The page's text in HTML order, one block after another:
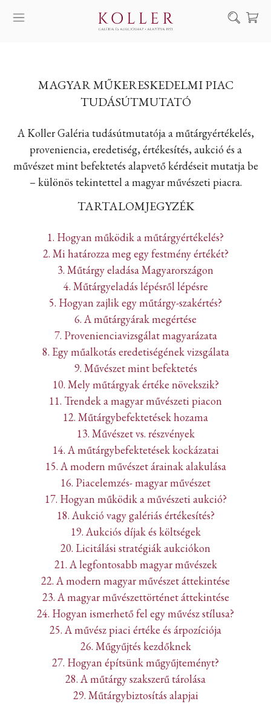
MŰVÉSZEINK
ALKOTÁSOK
AUKCIÓ
KIÁLLÍTÁSAINK
HÍREINK
RÓLUNK
Keresés
MAGYAR MŰKERESKEDELMI PIAC
TUDÁSÚTMUTATÓ
A Koller Galéria tudásútmutatója a műtárgyértékelés,
proveniencia, eredetiség, értékesítés, aukció és a
művészet mint befektetés alapvető kérdéseit mutatja be
– különös tekintettel a magyar művészeti piacra.
TARTALOMJEGYZÉK
1. Hogyan működik a műtárgyértékelés?
2. Mi határozza meg egy festmény értékét?
3. Műtárgy eladása Magyarországon
4. Műtárgyeladás lépésről lépésre
5. Hogyan zajlik egy műtárgy-szakértés?
6. A műtárgyárak megértése
7. Provenienciavizsgálat magyarázata
8. Egy műalkotás eredetiségének vizsgálata
9. Művészet mint befektetés
10. Mely műtárgyak értéke növekszik?
11. Trendek a magyar művészeti piacon
12. Műtárgybefektetések hozama
13. Művészet vs. részvények
14. A műtárgybefektetések kockázatai
15. A modern művészet árainak alakulása
16. Piacelemzés- magyar művészet
17. Hogyan működik a művészeti aukció?
18. Aukció vagy galériás értékesítés?
19. Aukciós díjak és költségek
20. Licitálási stratégiák aukciókon
21. A legfontosabb magyar művészek
22. A modern magyar művészet áttekintése
23. A magyar művészettörténet áttekintése
24. Hogyan ismerhető fel egy művész stílusa?
25. A művész piaci értéke és árpozíciója
26. Műgyűjtés kezdőknek
27. Hogyan építsünk műgyűjteményt?
28. A műtárgy szakszerű tárolása
29. Műtárgybiztosítás alapjai